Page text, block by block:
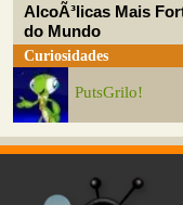
AlcoÃ³licas Mais
do Mundo
Curiosidades
PutsGrilo!